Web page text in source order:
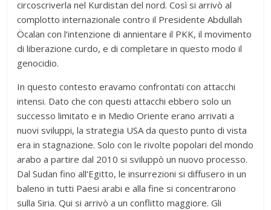
circoscriverla nel Kurdistan del nord. Così si arrivò al
complotto internazionale contro il Presidente Abdullah
Öcalan con l‘intenzione di annientare il PKK, il movimento
di liberazione curdo, e di completare in questo modo il
genocidio.
In questo contesto eravamo confrontati con attacchi
intensi. Dato che con questi attacchi ebbero solo un
successo limitato e in Medio Oriente erano arrivati a
nuovi sviluppi, la strategia USA da questo punto di vista
era in stagnazione. Solo con le rivolte popolari del mondo
arabo a partire dal 2010 si sviluppò un nuovo processo.
Dal Sudan fino all‘Egitto, le insurrezioni si diffusero in un
baleno in tutti Paesi arabi e alla fine si concentrarono
sulla Siria. Qui si arrivò a un conflitto maggiore. Gli